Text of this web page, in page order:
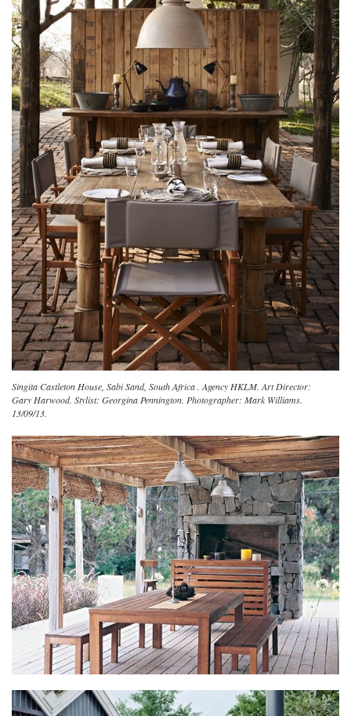
Singita Castleton House, Sabi Sand, South Africa . Agency HKLM. Art Director:
Gary Harwood. Stylist: Georgina Pennington. Photographer: Mark Williams.
13/09/13.